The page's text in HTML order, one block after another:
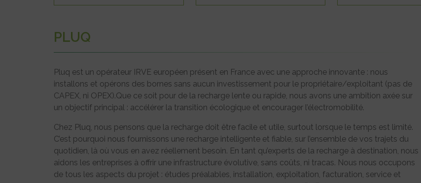
PLUQ
Pluq est un opérateur IRVE européen présent en France avec une approche innovante : nous
installons et opérons des bornes sans aucun investissement pour le propriétaire/exploitant (pas de
CAPEX, ni OPEX).Que ce soit pour de la recharge lente ou rapide, nous avons une ambition axée sur
un objectif principal : accélérer la transition écologique et encourager l’électromobilité.
Chez Pluq, nous pensons que la recharge doit être facile et utile, surtout lorsque le temps est limité.
C’est pourquoi nous fournissons une recharge intelligente et fiable, sur l’ensemble de vos trajets du
quotidien, là où vous en avez réellement besoin. En tant qu’experts de la recharge à destination, nous
aidons les entreprises à offrir une infrastructure évolutive, sans coûts, ni tracas. Nous nous occupons
de tous les aspects du projet : études préalables, installation, exploitation, facturation, service et